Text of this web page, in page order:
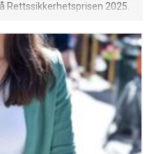
Rettssikkerhetsprisen 2025.